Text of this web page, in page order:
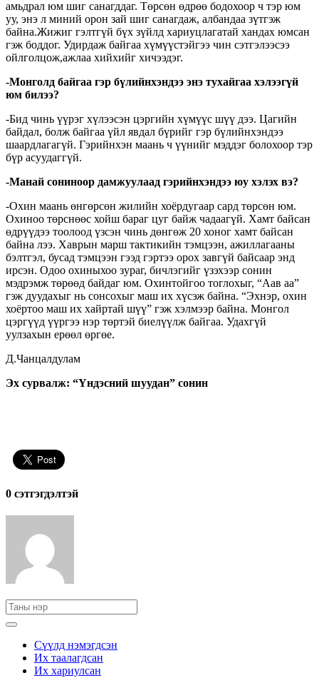
амьдрал юм шиг санагддаг. Төрсөн өдрөө бодохоор ч тэр юм
уу, энэ л миний орон зай шиг санагдаж, албандаа зүтгэж
байна.Жижиг гэлтгүй бүх зүйлд хариуцлагатай хандах юмсан
гэж боддог. Удирдаж байгаа хүмүүстэйгээ чин сэтгэлээсээ
ойлголцож,ажлаа хийхийг хичээдэг.
-Монголд байгаа гэр бүлийнхэндээ энэ тухайгаа хэлээгүй
юм билээ?
-Бид чинь үүрэг хүлээсэн цэргийн хүмүүс шүү дээ. Цагийн
байдал, болж байгаа үйл явдал бүрийг гэр бүлийнхэндээ
шаардлагагүй. Гэрийнхэн маань ч үүнийг мэддэг болохоор тэр
бүр асуудаггүй.
-Манай сониноор дамжуулаад гэрийнхэндээ юу хэлэх вэ?
-Охин маань өнгөрсөн жилийн хоёрдугаар сард төрсөн юм.
Охиноо төрснөөс хойш бараг цуг байж чадаагүй. Хамт байсан
өдрүүдээ тоолоод үзсэн чинь дөнгөж 20 хоног хамт байсан
байна лээ. Хаврын марш тактикийн тэмцээн, ажиллагааны
бэлтгэл, бусад тэмцээн гээд гэртээ орох завгүй байсаар энд
ирсэн. Одоо охиныхоо зураг, бичлэгийг үзэхээр сонин
мэдрэмж төрөөд байдаг юм. Охинтойгоо тоглохыг, “Аав аа”
гэж дуудахыг нь сонсохыг маш их хүсэж байна. “Эхнэр, охин
хоёртоо маш их хайртай шүү” гэж хэлмээр байна. Монгол
цэргүүд үүргээ нэр төртэй биелүүлж байгаа. Удахгүй
уулзахын ерөөл өргөе.
Д.Чанцалдулам
Эх сурвалж: “Үндэсний шуудан” сонин
0 cэтгэгдэлтэй
Сүүлд нэмэгдсэн
Их таалагдсан
Их хариулсан